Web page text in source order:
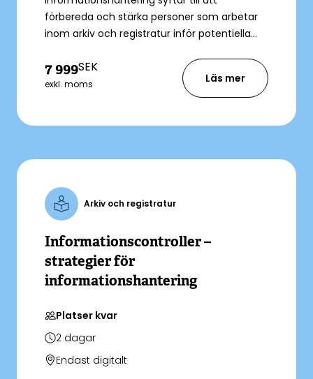
förbereda och stärka personer som arbetar
inom arkiv och registratur inför potentiella
bättre förberedd när det oförutsedda sker
och verksamheten behöver alternativt
arbetssätt för hantering av offentliga
7 999SEK
exkl. moms Läs mer
Arkiv och registratur
Informationscontroller –
strategier för
informationshantering
Platser kvar
2 dagar
Endast digitalt